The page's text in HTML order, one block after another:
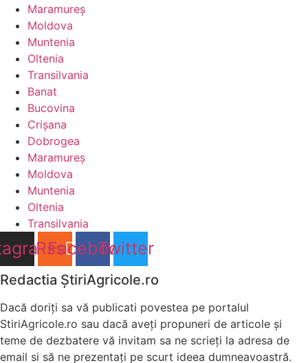
Maramureş
Moldova
Muntenia
Oltenia
Transilvania
Banat
Bucovina
Crişana
Dobrogea
Maramureş
Moldova
Muntenia
Oltenia
Transilvania
Rss
Facebook
Twitter
Redactia ŞtiriAgricole.ro
Dacă doriţi sa vă publicati povestea pe portalul
StiriAgricole.ro sau dacă aveţi propuneri de articole şi
teme de dezbatere vă invitam sa ne scrieţi la adresa de
email si să ne prezentaţi pe scurt ideea dumneavoastră.